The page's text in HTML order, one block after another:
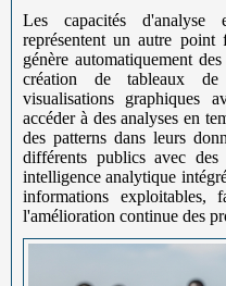
Les capacités
représentent un autre
génère automatiquement
création de tableaux
visualisations graphiques
accéder à des analyses en
des patterns dans leurs
différents publics avec
intelligence analytique
informations
l'amélioration continue des